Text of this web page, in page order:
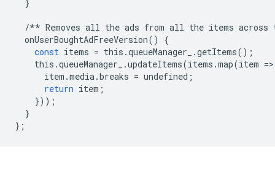
}
/** Removes all the ads from all the items across
onUserBoughtAdFreeVersion()
{
const items = this .queueManager_ .getItems();
this .queueManager_ .updateItems(items .map(item =>
item .media.breaks = undefined ;
return item ;
}));
}
};